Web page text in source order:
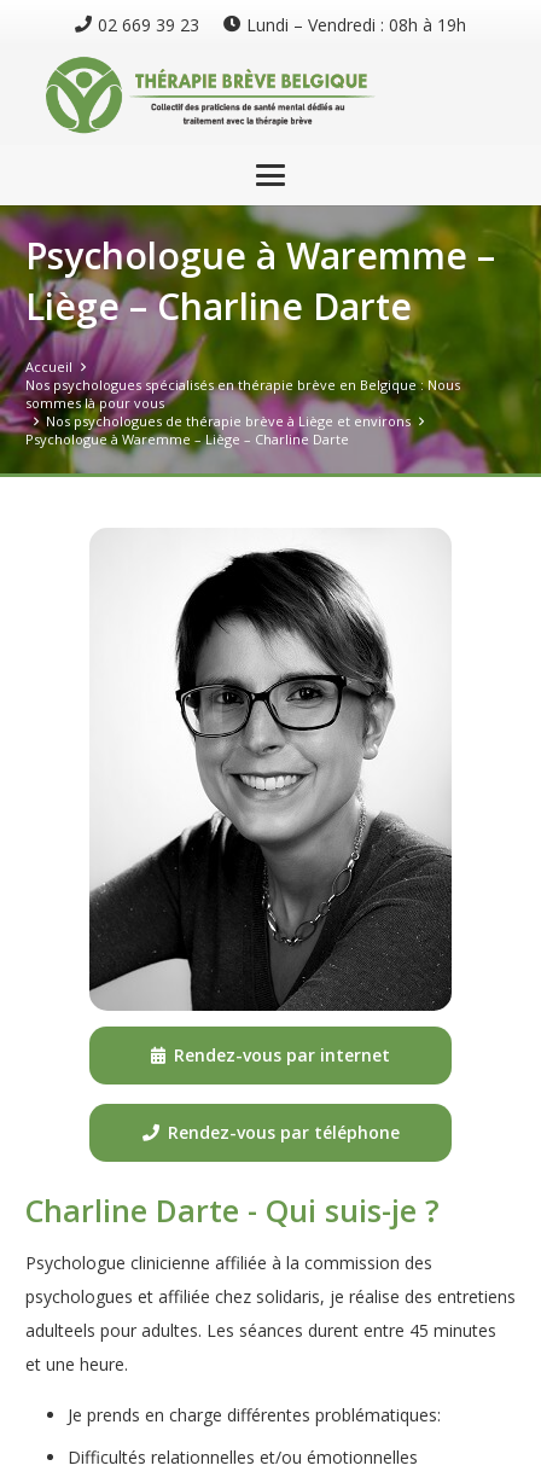
02 669 39 23 Lundi – Vendredi : 08h à 19h
Psychologue à Waremme –
Liège – Charline Darte
Accueil
Nos psychologues spécialisés en thérapie brève en Belgique : Nous
sommes là pour vous
Nos psychologues de thérapie brève à Liège et environs
Psychologue à Waremme – Liège – Charline Darte
Charline Darte - Qui suis-je ?
Psychologue clinicienne affiliée à la commission des
psychologues et affiliée chez solidaris, je réalise des entretiens
adulteels pour adultes. Les séances durent entre 45 minutes
et une heure.
Je prends en charge différentes problématiques:
Difficultés relationnelles et/ou émotionnelles
Rendez-vous par internet
Rendez-vous par téléphone